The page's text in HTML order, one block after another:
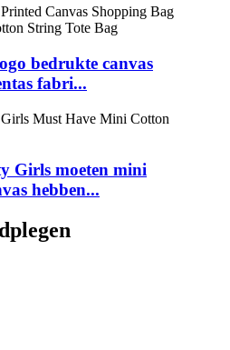
bedrukte canvas
fabri...
Girls moeten mini
hebben...